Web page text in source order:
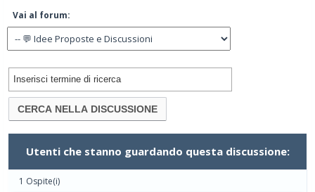
Vai al forum:
Utenti che stanno guardando questa discussione:
1 Ospite(i)